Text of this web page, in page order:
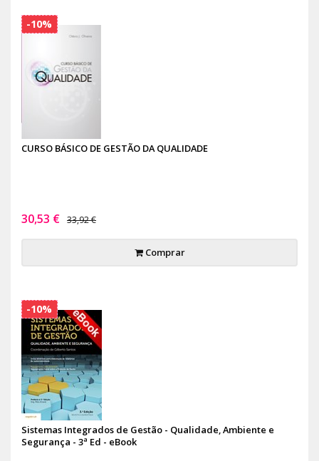
CURSO BÁSICO DE GESTÃO DA QUALIDADE
30,53 € 33,92 €
Comprar
-10%
Sistemas Integrados de Gestão - Qualidade, Ambiente e
Segurança - 3ª Ed - eBook
-10%